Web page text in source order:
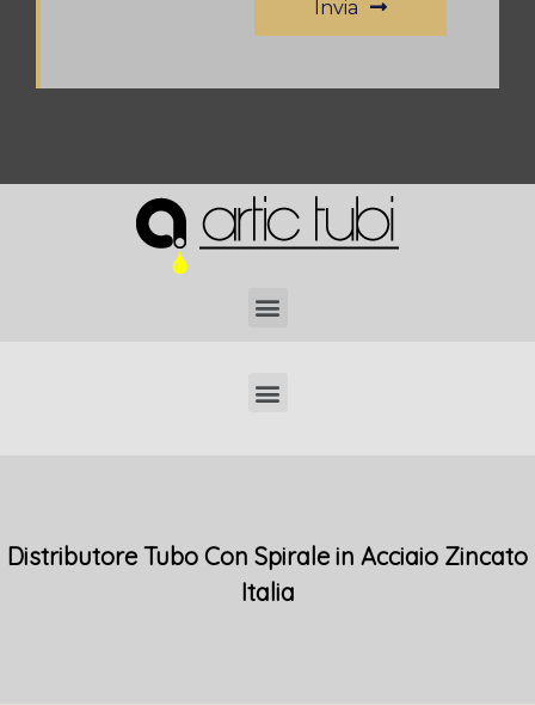
Invia
Distributore Tubo Con Spirale in Acciaio Zincato
Italia